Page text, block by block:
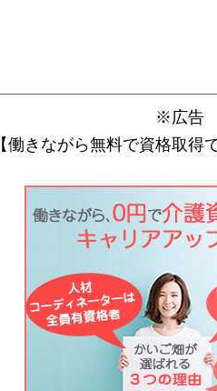
※広告
【働きながら無料で資格取得